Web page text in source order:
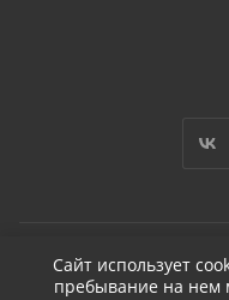
2026 ©
Сайт использует
пребывание на нем